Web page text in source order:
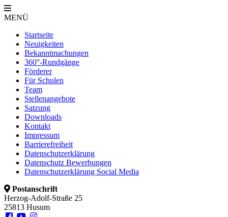
MENÜ
Startseite
Neuigkeiten
Bekanntmachungen
360°-Rundgänge
Förderer
Für Schulen
Team
Stellenangebote
Satzung
Downloads
Kontakt
Impressum
Barrierefreiheit
Datenschutzerklärung
Datenschutz Bewerbungen
Datenschutzerklärung Social Media
Postanschrift
Herzog-Adolf-Straße 25
25813 Husum